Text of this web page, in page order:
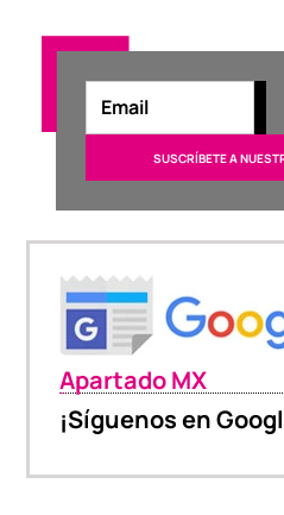
Apartado MX
¡Síguenos en